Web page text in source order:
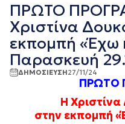
ΠΡΩΤΟ
Χριστίνα
εκπομπή «Έχω
Παρασκευή
ΔΗΜΟΣΙΕΥΣΗ27/11/24
ΠΡΩΤΟ
Η
στην εκπομπή